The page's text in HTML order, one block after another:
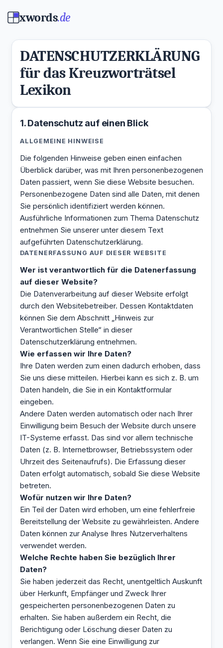
xwords.de
DATENSCHUTZERKLÄRUNG
für das Kreuzworträtsel
Lexikon
1. Datenschutz auf einen Blick
ALLGEMEINE HINWEISE
Die folgenden Hinweise geben einen einfachen
Überblick darüber, was mit Ihren personenbezogenen
Daten passiert, wenn Sie diese Website besuchen.
Personenbezogene Daten sind alle Daten, mit denen
Sie persönlich identifiziert werden können.
Ausführliche Informationen zum Thema Datenschutz
entnehmen Sie unserer unter diesem Text
aufgeführten Datenschutzerklärung.
DATENERFASSUNG AUF DIESER WEBSITE
Wer ist verantwortlich für die Datenerfassung
auf dieser Website?
Die Datenverarbeitung auf dieser Website erfolgt
durch den Websitebetreiber. Dessen Kontaktdaten
können Sie dem Abschnitt „Hinweis zur
Verantwortlichen Stelle“ in dieser
Datenschutzerklärung entnehmen.
Wie erfassen wir Ihre Daten?
Ihre Daten werden zum einen dadurch erhoben, dass
Sie uns diese mitteilen. Hierbei kann es sich z. B. um
Daten handeln, die Sie in ein Kontaktformular
eingeben.
Andere Daten werden automatisch oder nach Ihrer
Einwilligung beim Besuch der Website durch unsere
IT-Systeme erfasst. Das sind vor allem technische
Daten (z. B. Internetbrowser, Betriebssystem oder
Uhrzeit des Seitenaufrufs). Die Erfassung dieser
Daten erfolgt automatisch, sobald Sie diese Website
betreten.
Wofür nutzen wir Ihre Daten?
Ein Teil der Daten wird erhoben, um eine fehlerfreie
Bereitstellung der Website zu gewährleisten. Andere
Daten können zur Analyse Ihres Nutzerverhaltens
verwendet werden.
Welche Rechte haben Sie bezüglich Ihrer
Daten?
Sie haben jederzeit das Recht, unentgeltlich Auskunft
über Herkunft, Empfänger und Zweck Ihrer
gespeicherten personenbezogenen Daten zu
erhalten. Sie haben außerdem ein Recht, die
Berichtigung oder Löschung dieser Daten zu
verlangen. Wenn Sie eine Einwilligung zur